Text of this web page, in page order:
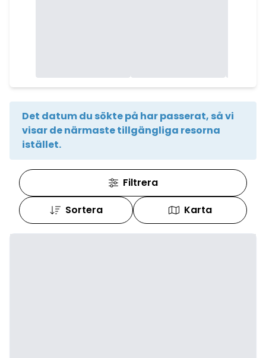
Det datum du sökte på har passerat, så vi
visar de närmaste tillgängliga resorna
istället.
Filtrera
Sortera
Karta